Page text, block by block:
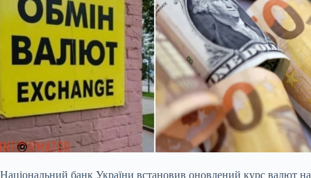
Національний банк України встановив оновлений курс валют на